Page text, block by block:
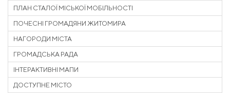
ПЛАН СТАЛОЇ МІСЬКОЇ МОБІЛЬНОСТІ
ПОЧЕСНІ ГРОМАДЯНИ ЖИТОМИРА
НАГОРОДИ МІСТА
ГРОМАДСЬКА РАДА
ІНТЕРАКТИВНІ МАПИ
ДОСТУПНЕ МІСТО